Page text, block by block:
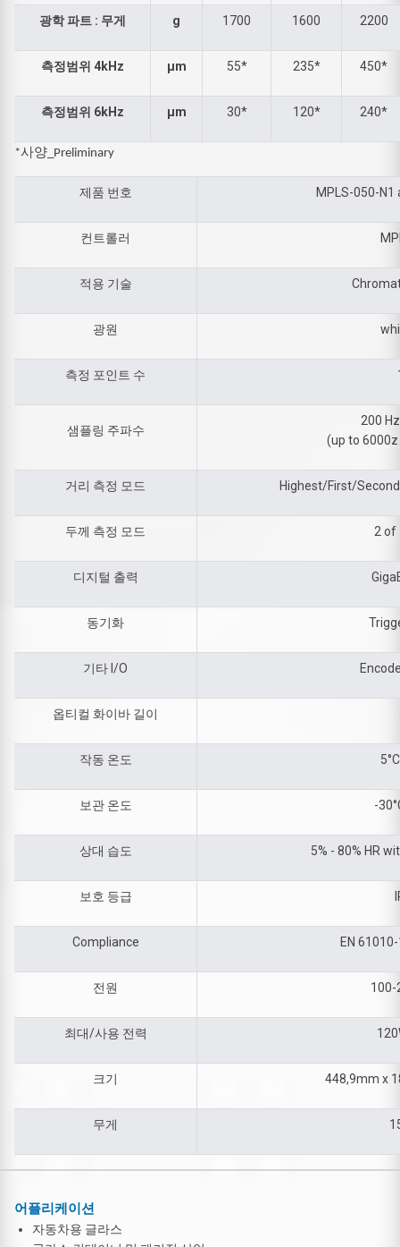
광학 파트 : 무게 g 1700 1600 2200
측정범위 4kHz µm 55* 235* 450*
측정범위 6kHz µm 30* 120* 240*
*사양_Preliminary
제품 번호 MPLS-050-N1
컨트롤러
적용 기술
광원
측정 포인트 수
샘플링 주파수
200
(up to
거리 측정 모드 Highest/First/
두께 측정 모드 2 of
디지털 출력
동기화
기타 I/O
옵티컬 화이바 길이
작동 온도
보관 온도 -
상대 습도 5% - 80% HR
보호 등급
Compliance EN
전원 100-
최대/사용 전력
크기 448,9mm x
무게
어플리케이션
자동차용 글라스